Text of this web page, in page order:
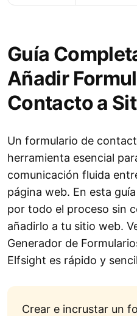
Guía
Añadir
Contacto a
Un formulario de
herramienta esencial
comunicación fluida
página web. En esta
por todo el proceso sin
añadirlo a tu sitio web.
Generador de
Elfsight es rápido y
Crear e incrustar un